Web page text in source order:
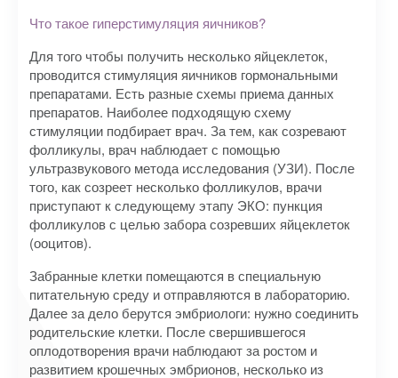
Что такое гиперстимуляция яичников?
Для того чтобы получить несколько яйцеклеток,
проводится стимуляция яичников гормональными
препаратами. Есть разные схемы приема данных
препаратов. Наиболее подходящую схему
стимуляции подбирает врач. За тем, как созревают
фолликулы, врач наблюдает с помощью
ультразвукового метода исследования (УЗИ). После
того, как созреет несколько фолликулов, врачи
приступают к следующему этапу ЭКО: пункция
фолликулов с целью забора созревших яйцеклеток
(ооцитов).
Забранные клетки помещаются в специальную
питательную среду и отправляются в лабораторию.
Далее за дело берутся эмбриологи: нужно соединить
родительские клетки. После свершившегося
оплодотворения врачи наблюдают за ростом и
развитием крошечных эмбрионов, несколько из